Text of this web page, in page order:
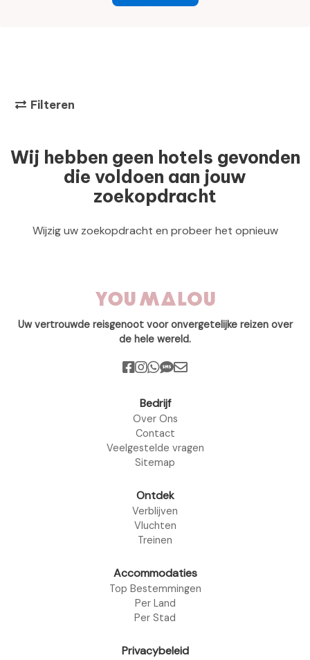
Filteren
Wij hebben geen hotels gevonden
die voldoen aan jouw
zoekopdracht
Wijzig uw zoekopdracht en probeer het opnieuw
Uw vertrouwde reisgenoot voor onvergetelijke reizen over
de hele wereld.
Bedrijf
Over Ons
Contact
Veelgestelde vragen
Sitemap
Ontdek
Verblijven
Vluchten
Treinen
Accommodaties
Top Bestemmingen
Per Land
Per Stad
Privacybeleid